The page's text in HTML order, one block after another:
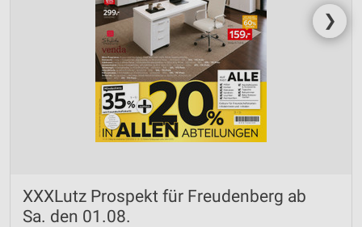
❯
XXXLutz Prospekt für Freudenberg ab
Sa. den 01.08.